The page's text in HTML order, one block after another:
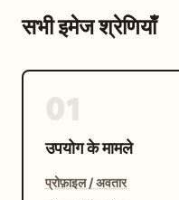
सभी इमेज श्रेणियाँ
उपयोग के मामले
प्रोफ़ाइल / अवतार